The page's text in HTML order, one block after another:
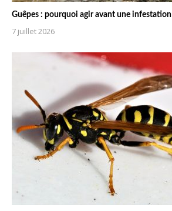
Guêpes : pourquoi agir avant une infestation
7 juillet 2026